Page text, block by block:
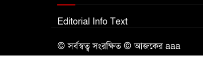
Editorial Info Text
© সর্বস্বত্ব সংরক্ষিত © আজকের aaa